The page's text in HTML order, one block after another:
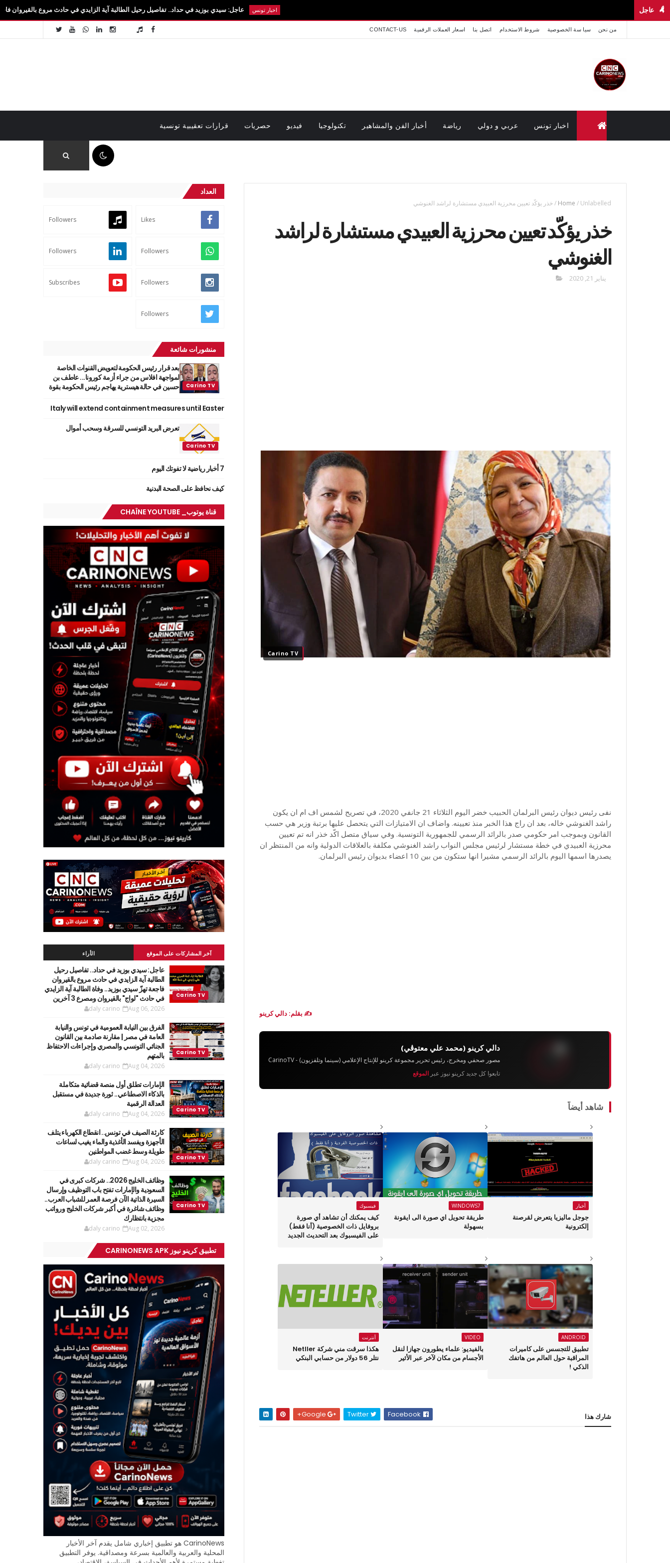
عاجل عاجل: سيدي بوزيد في حداد.. تفاصيل رحيل الطالبة آية الزايدي في حادث مروع بالقيروان فاجعة تهزّ سيدي
من نحن سيا سة الخصوصية شروط الاستخدام اتصل بنا اسعار العملات الرقمية CONTACT-US
اخبار تونس عربي و دولي رياضة أخبار الفن والمشاهير تكنولوجيا فيديو حصريات قرارات تعقيبية تونسية
Home / Unlabelled
/خذر يؤكّد تعيين محرزية العبيدي مستشارة لراشد الغنوشي
خذر يؤكّد تعيين محرزية العبيدي مستشارة لراشد
الغنوشي
يناير 21, 2020
Carino TV
نفى رئيس ديوان رئيس البرلمان الحبيب خضر اليوم الثلاثاء 21 جانفي 2020، في تصريح لشمس اف ام ان يكون
راشد الغنوشي خاله، بعد ان راج هذا الخبر منذ تعيينه. واضاف ان الامتيازات التي يتحصل عليها برتبة وزير هي حسب
القانون وبموجب امر حكومي صدر بالرائد الرسمي للجمهورية التونسية. وفي سياق متصل اكّد خذر انه تم تعيين
محرزية العبيدي في خطة مستشار لرئيس مجلس النواب راشد الغنوشي مكلفة بالعلاقات الدولية وانه من المنتظر ان
يصدرها اسمها اليوم بالرائد الرسمي مشيرا انها ستكون من بين 10 اعضاء بديوان رئيس البرلمان.
✍️ بقلم: دالي كرينو
دالي كرينو (محمد علي معتوڨي)
مصور صحفي ومخرج، رئيس تحرير مجموعة كرينو للإنتاج الإعلامي (سينما وتلفزيون) - CarinoTV
تابعوا كل جديد كرينو نيوز عبرالموقع
شاهد أيضاً
أخبار
جوجل ماليزيا يتعرض لقرصنة
إلكترونية
WINDOWS7
طريقة تحويل اي صورة الى ايقونة
بسهولة
فيسبوك
كيف يمكنك أن تشاهد أي صورة
بروفايل ذات الخصوصية (أنا فقط)
على الفيسبوك بعد التحديث الجديد
ANDROID
تطبيق للتجسس على كاميرات
المراقبة حول العالم من هاتفك
الذكي !
VIDEO
بالفيديو: علماء يطورون جهازا لنقل
الأجسام من مكان لآخر عبر الأثير
أنترنت
هكذا سرقت مني شركة Netller
نتلر 56 دولار من حسابي البنكي
شارك هذا Twitter
العداد
Likes
Followers
Followers
Followers
Followers
Subscribes
Followers
منشورات شائعة
بعد قرار رئيس الحكومة لتعويض القنوات الخاصة
لمواجهة افلاس من جراء أزمة كورونا... عاطف بن
حسين في حالة هيسترية يهاجم رئيس الحكومة بقوة
Italy will extend containment measures until Easter
تعرض البريد التونسي للسرقة وسحب أموال
7 أخبار رياضية لا تفوتك اليوم
كيف نحافظ على الصحة البدنية
قناة يوتوب_ CHAÎNE YOUTUBE
آخر المشاركات على الموقع الأراء
عاجل: سيدي بوزيد في حداد.. تفاصيل رحيل
الطالبة آية الزايدي في حادث مروع بالقيروان
فاجعة تهزّ سيدي بوزيد.. وفاة الطالبة آية الزايدي
في حادث "لواج" بالقيروان ومصرع 3 آخرين
daly carino Aug 06, 2026
الفرق بين النيابة العمومية في تونس والنيابة
العامة في مصر | مقارنة صادمة بين القانون
الجنائي التونسي والمصري وإجراءات الاحتفاظ
بالمتهم
daly carino Aug 04, 2026
الإمارات تطلق أول منصة قضائية متكاملة
بالذكاء الاصطناعي.. ثورة جديدة في مستقبل
العدالة الرقمية
daly carino Aug 04, 2026
كارثة الصيف في تونس.. انقطاع الكهرباء يتلف
الأجهزة ويفسد الأغذية والماء يغيب لساعات
طويلة وسط غضب المواطنين
daly carino Aug 04, 2026
وظائف الخليج 2026.. شركات كبرى في
السعودية والإمارات تفتح باب التوظيف وإرسال
السيرة الذاتية الآن فرصة العمر للشباب العرب..
وظائف شاغرة في أكبر شركات الخليج ورواتب
مجزية بانتظارك
daly carino Aug 02, 2026
تطبيق كرينو نيوز CARINONEWS APK
CarinoNews هو تطبيق إخباري شامل يقدم آخر الأخبار
المحلية والعربية والعالمية بسرعة ومصداقية. يوفر التطبيق